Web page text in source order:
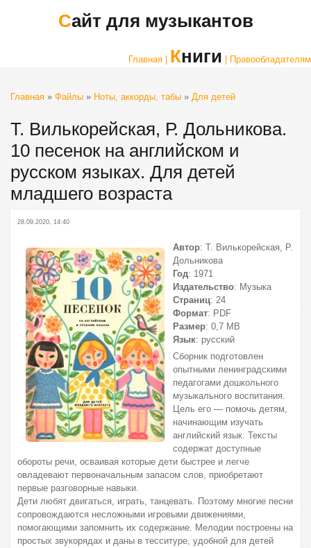
Сайт для музыкантов
Главная | Книги | Правообладателям
Главная » Файлы » Ноты, аккорды, табы » Для детей
Т. Вилькорейская, Р. Дольникова.
10 песенок на английском и
русском языках. Для детей
младшего возраста
28.09.2020, 14:40
Автор: Т. Вилькорейская, Р.
Дольникова
Год: 1971
Издательство: Музыка
Страниц: 24
Формат: PDF
Размер: 0,7 МВ
Язык: русский
Сборник подготовлен
опытными ленинградскими
педагогами дошкольного
музыкального воспитания.
Цель его — помочь детям,
начинающим изучать
английский язык. Тексты
содержат доступные
обороты речи, осваивая которые дети быстрее и легче
овладевают первоначальным запасом слов, приобретают
первые разговорные навыки.
Дети любят двигаться, играть, танцевать. Поэтому многие песни
сопровождаются несложными игровыми движениями,
помогающими запомнить их содержание. Мелодии построены на
простых звукорядах и даны в тесситуре, удобной для детей